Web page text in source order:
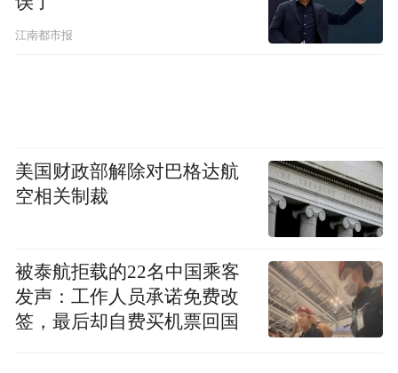
江南都市报
美国财政部解除对巴格达航
空相关制裁
被泰航拒载的22名中国乘客
发声：工作人员承诺免费改
签，最后却自费买机票回国